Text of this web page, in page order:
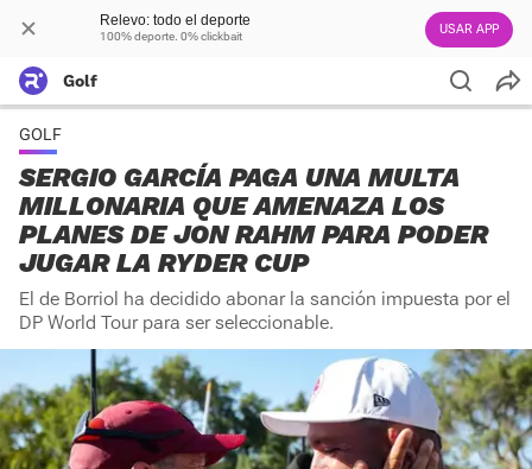
Relevo: todo el deporte
100% deporte. 0% clickbait USAR APP
Golf
GOLF
SERGIO GARCÍA PAGA UNA MULTA
MILLONARIA QUE AMENAZA LOS
PLANES DE JON RAHM PARA PODER
JUGAR LA RYDER CUP
El de Borriol ha decidido abonar la sanción impuesta por el
DP World Tour para ser seleccionable.